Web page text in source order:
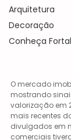
Arquitetura
Decoração
Conheça
O mercado
mostrando
valorização em
mais recentes
divulgados em
comerciais